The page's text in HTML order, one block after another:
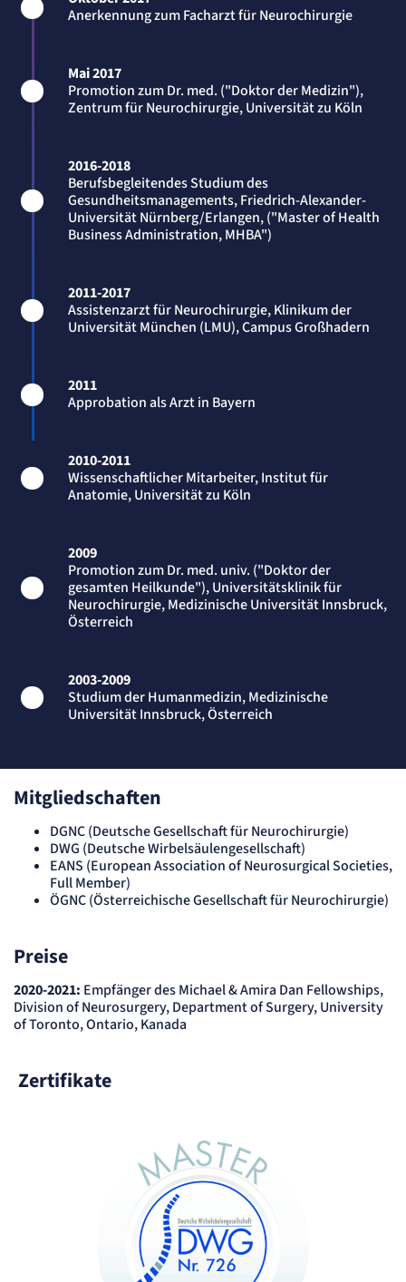
Anerkennung zum Facharzt für Neurochirurgie
Mai 2017
Promotion zum Dr. med. ("Doktor der Medizin"),
Zentrum für Neurochirurgie, Universität zu Köln
2016-2018
Berufsbegleitendes Studium des
Gesundheitsmanagements, Friedrich-Alexander-
Universität Nürnberg/Erlangen, ("Master of Health
Business Administration, MHBA")
2011-2017
Assistenzarzt für Neurochirurgie, Klinikum der
Universität München (LMU), Campus Großhadern
2011
Approbation als Arzt in Bayern
2010-2011
Wissenschaftlicher Mitarbeiter, Institut für
Anatomie, Universität zu Köln
2009
Promotion zum Dr. med. univ. ("Doktor der
gesamten Heilkunde"), Universitätsklinik für
Neurochirurgie, Medizinische Universität Innsbruck,
Österreich
2003-2009
Studium der Humanmedizin, Medizinische
Universität Innsbruck, Österreich
Mitgliedschaften
DGNC (Deutsche Gesellschaft für Neurochirurgie)
DWG (Deutsche Wirbelsäulengesellschaft)
EANS (European Association of Neurosurgical Societies,
Full Member)
ÖGNC (Österreichische Gesellschaft für Neurochirurgie)
Preise
2020-2021: Empfänger des Michael & Amira Dan Fellowships,
Division of Neurosurgery, Department of Surgery, University
of Toronto, Ontario, Kanada
Zertifikate
Anbieter:
Cookie Laufzeit:
2 Jahre
Name:
et_allow_cookies
Anbieter:
etracker GmbH
Zweck:
etracker Analytics
Anbieter:
etracker GmbH
Cookie Laufzeit:
24 Std.
Name:
OptanonConsent, datadome, __cf_bm u.A.
Anbieter:
SmartRecruiters GmbH
Cookie Laufzeit:
535 Tage